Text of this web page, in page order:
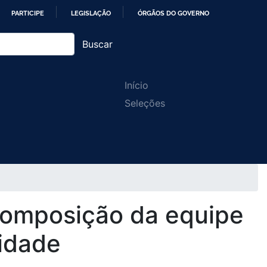
PARTICIPE LEGISLAÇÃO ÓRGÃOS DO GOVERNO
Buscar
Main
navigation
Início
Seleções
da equipe